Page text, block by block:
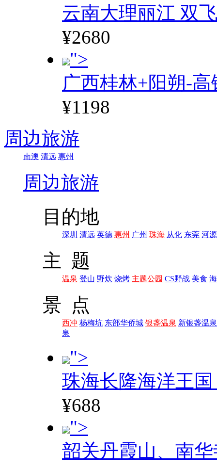
云南大理丽江 双
¥2680
">
广西桂林+阳朔-高
¥1198
周边旅游
南澳 清远 惠州
周边旅游
目的地
深圳 清远 英德 惠州 广州 珠海 从化 东莞 河源
主 题
温泉 登山 野炊 烧烤 主题公园 CS野战 美食
景 点
西冲 杨梅坑 东部华侨城 银盏温泉 新银盏温泉
泉
">
珠海长隆海洋王
¥688
">
韶关丹霞山、南